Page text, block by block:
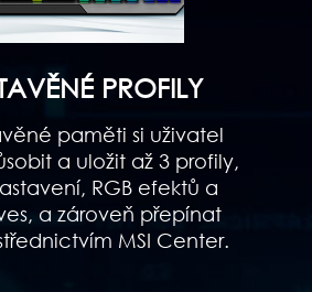
PROFILY
paměti si uživatel
a uložit až 3 profily,
RGB efektů a
a zároveň přepínat
MSI Center.